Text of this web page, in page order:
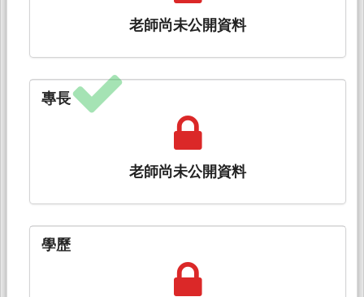
老師尚未公開資料
專長
老師尚未公開資料
學歷